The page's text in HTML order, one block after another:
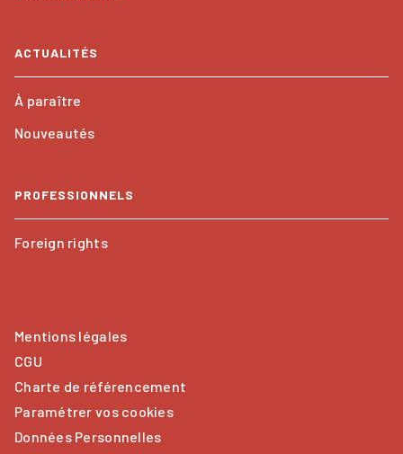
ACTUALITÉS
À paraître
Nouveautés
PROFESSIONNELS
Foreign rights
Mentions légales
CGU
Charte de référencement
Paramétrer vos cookies
Données Personnelles